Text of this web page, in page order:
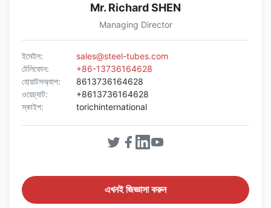
Mr. Richard SHEN
Managing Director
ইমেইল:
sales@steel-tubes.com
টেলিফোন:
+86-13736164628
হোয়াটসঅ্যাপ:
8613736164628
ওয়েচ্যাট:
+8613736164628
স্কাইপ:
torichinternational
এখনই জিজ্ঞাসা করুন